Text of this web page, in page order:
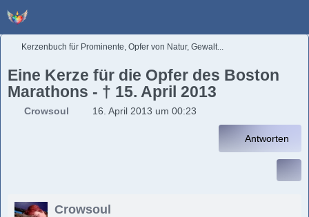
Kerzenbuch für Prominente, Opfer von Natur, Gewalt...
Eine Kerze für die Opfer des Boston
Marathons - † 15. April 2013
Crowsoul 16. April 2013 um 00:23
Antworten
Crowsoul